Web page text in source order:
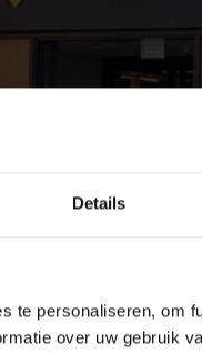
Details
te personaliseren, om
over uw gebruik
niet alleen dichtbij
vestigingen